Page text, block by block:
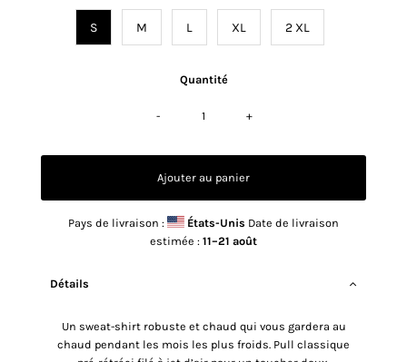
S M L XL 2 XL
Quantité
- +
Pays de livraison : États-Unis Date de livraison
estimée : 11⁠–21 août
Détails
Un sweat-shirt robuste et chaud qui vous gardera au
chaud pendant les mois les plus froids. Pull classique